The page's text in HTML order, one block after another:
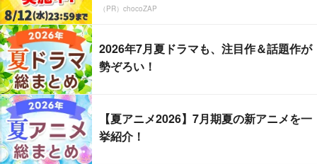
（PR）chocoZAP
2026年7月夏ドラマも、注目作＆話題作が
勢ぞろい！
【夏アニメ2026】7月期夏の新アニメを一
挙紹介！